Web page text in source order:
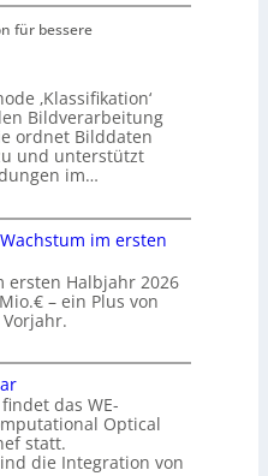
für bessere
‚Klassifikation‘
Bildverarbeitung
ordnet Bilddaten
und unterstützt
im…
im ersten
ersten Halbjahr 2026
– ein Plus von
das WE-
Optical
statt.
die Integration von